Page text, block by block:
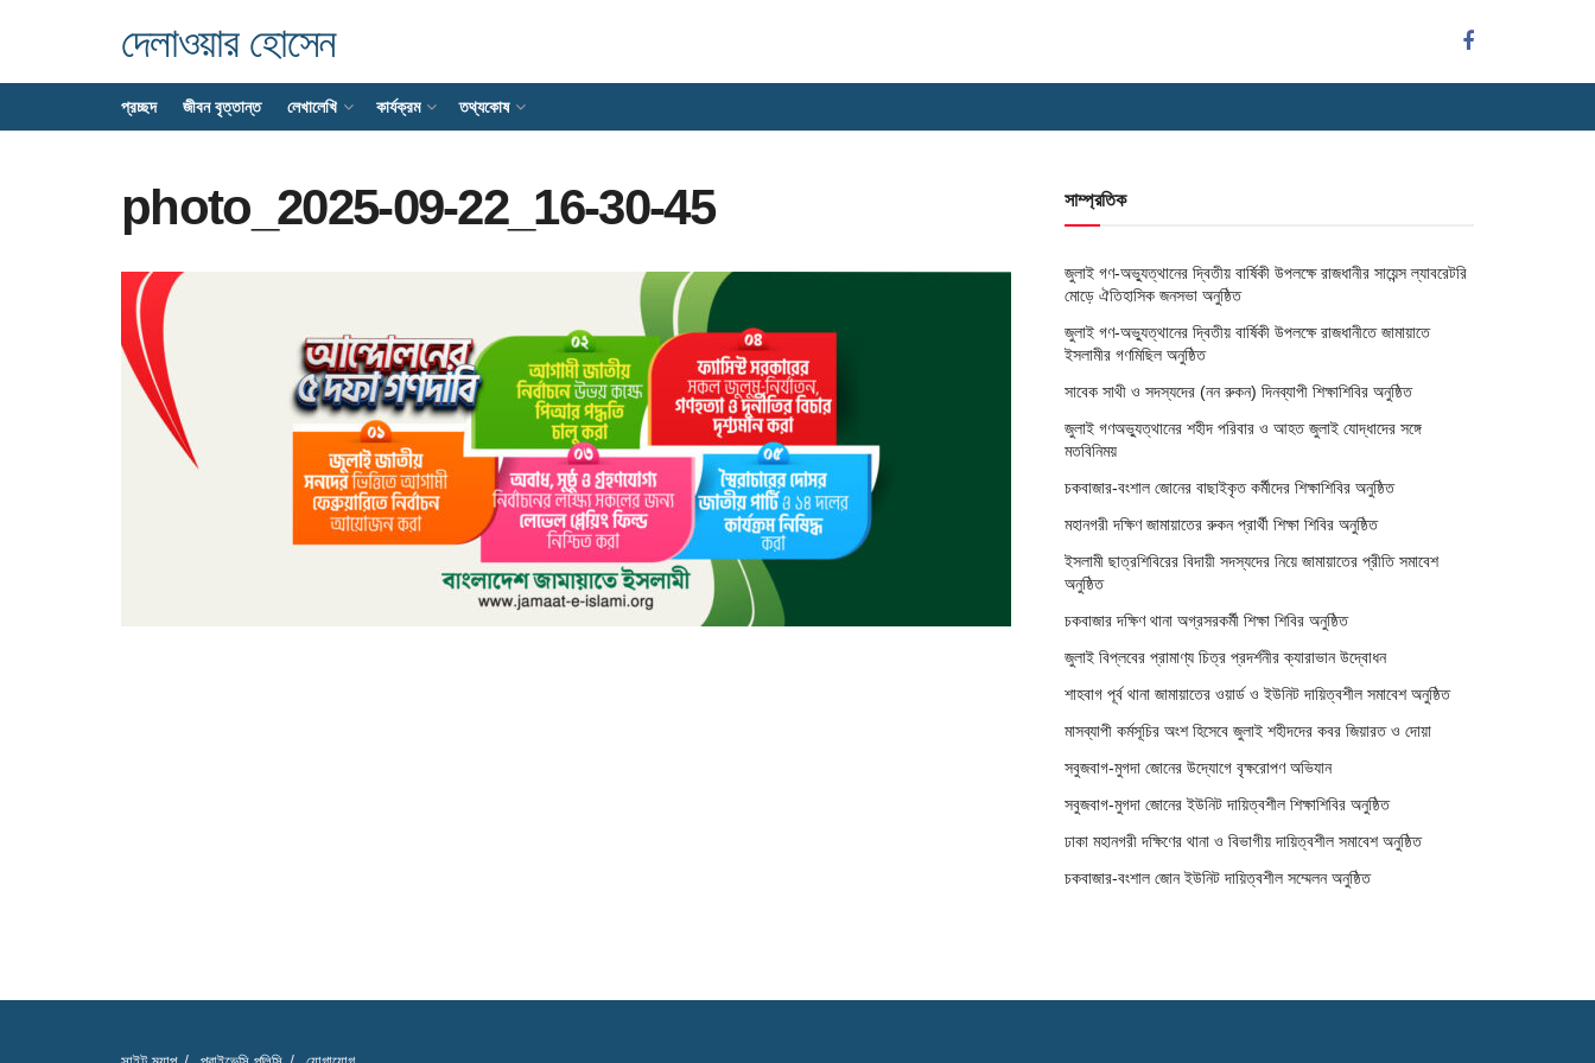
দেলাওয়ার হোসেন
প্রচ্ছদ জীবন বৃত্তান্ত লেখালেখি কার্যক্রম তথ্যকোষ
photo_2025-09-22_16-30-45 সাম্প্রতিক
জুলাই গণ-অভ্যুত্থানের দ্বিতীয় বার্ষিকী উপলক্ষে রাজধানীর সায়েন্স ল্যাবরেটরি
মোড়ে ঐতিহাসিক জনসভা অনুষ্ঠিত
জুলাই গণ-অভ্যুত্থানের দ্বিতীয় বার্ষিকী উপলক্ষে রাজধানীতে জামায়াতে
ইসলামীর গণমিছিল অনুষ্ঠিত
সাবেক সাথী ও সদস্যদের (নন রুকন) দিনব্যাপী শিক্ষাশিবির অনুষ্ঠিত
জুলাই গণঅভ্যুত্থানের শহীদ পরিবার ও আহত জুলাই যোদ্ধাদের সঙ্গে
মতবিনিময়
চকবাজার-বংশাল জোনের বাছাইকৃত কর্মীদের শিক্ষাশিবির অনুষ্ঠিত
মহানগরী দক্ষিণ জামায়াতের রুকন প্রার্থী শিক্ষা শিবির অনুষ্ঠিত
ইসলামী ছাত্রশিবিরের বিদায়ী সদস্যদের নিয়ে জামায়াতের প্রীতি সমাবেশ
অনুষ্ঠিত
চকবাজার দক্ষিণ থানা অগ্রসরকর্মী শিক্ষা শিবির অনুষ্ঠিত
জুলাই বিপ্লবের প্রামাণ্য চিত্র প্রদর্শনীর ক্যারাভান উদ্বোধন
শাহবাগ পূর্ব থানা জামায়াতের ওয়ার্ড ও ইউনিট দায়িত্বশীল সমাবেশ অনুষ্ঠিত
মাসব্যাপী কর্মসূচির অংশ হিসেবে জুলাই শহীদদের কবর জিয়ারত ও দোয়া
সবুজবাগ-মুগদা জোনের উদ্যোগে বৃক্ষরোপণ অভিযান
সবুজবাগ-মুগদা জোনের ইউনিট দায়িত্বশীল শিক্ষাশিবির অনুষ্ঠিত
ঢাকা মহানগরী দক্ষিণের থানা ও বিভাগীয় দায়িত্বশীল সমাবেশ অনুষ্ঠিত
চকবাজার-বংশাল জোন ইউনিট দায়িত্বশীল সম্মেলন অনুষ্ঠিত